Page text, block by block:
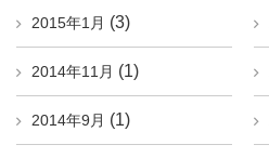
2015年1月 (3)
2014年11月 (1)
2014年9月 (1)